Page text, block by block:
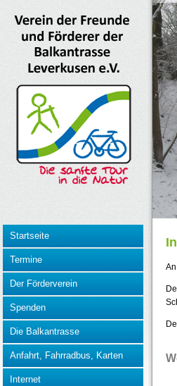
Startseite
Termine
Der Förderverein
Spenden
Die Balkantrasse
Anfahrt, Fahrradbus, Karten
Internet